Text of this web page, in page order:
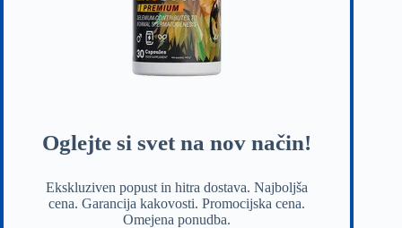
Oglejte si svet na nov način!
Ekskluziven popust in hitra dostava. Najboljša
cena. Garancija kakovosti. Promocijska cena.
Omejena ponudba.